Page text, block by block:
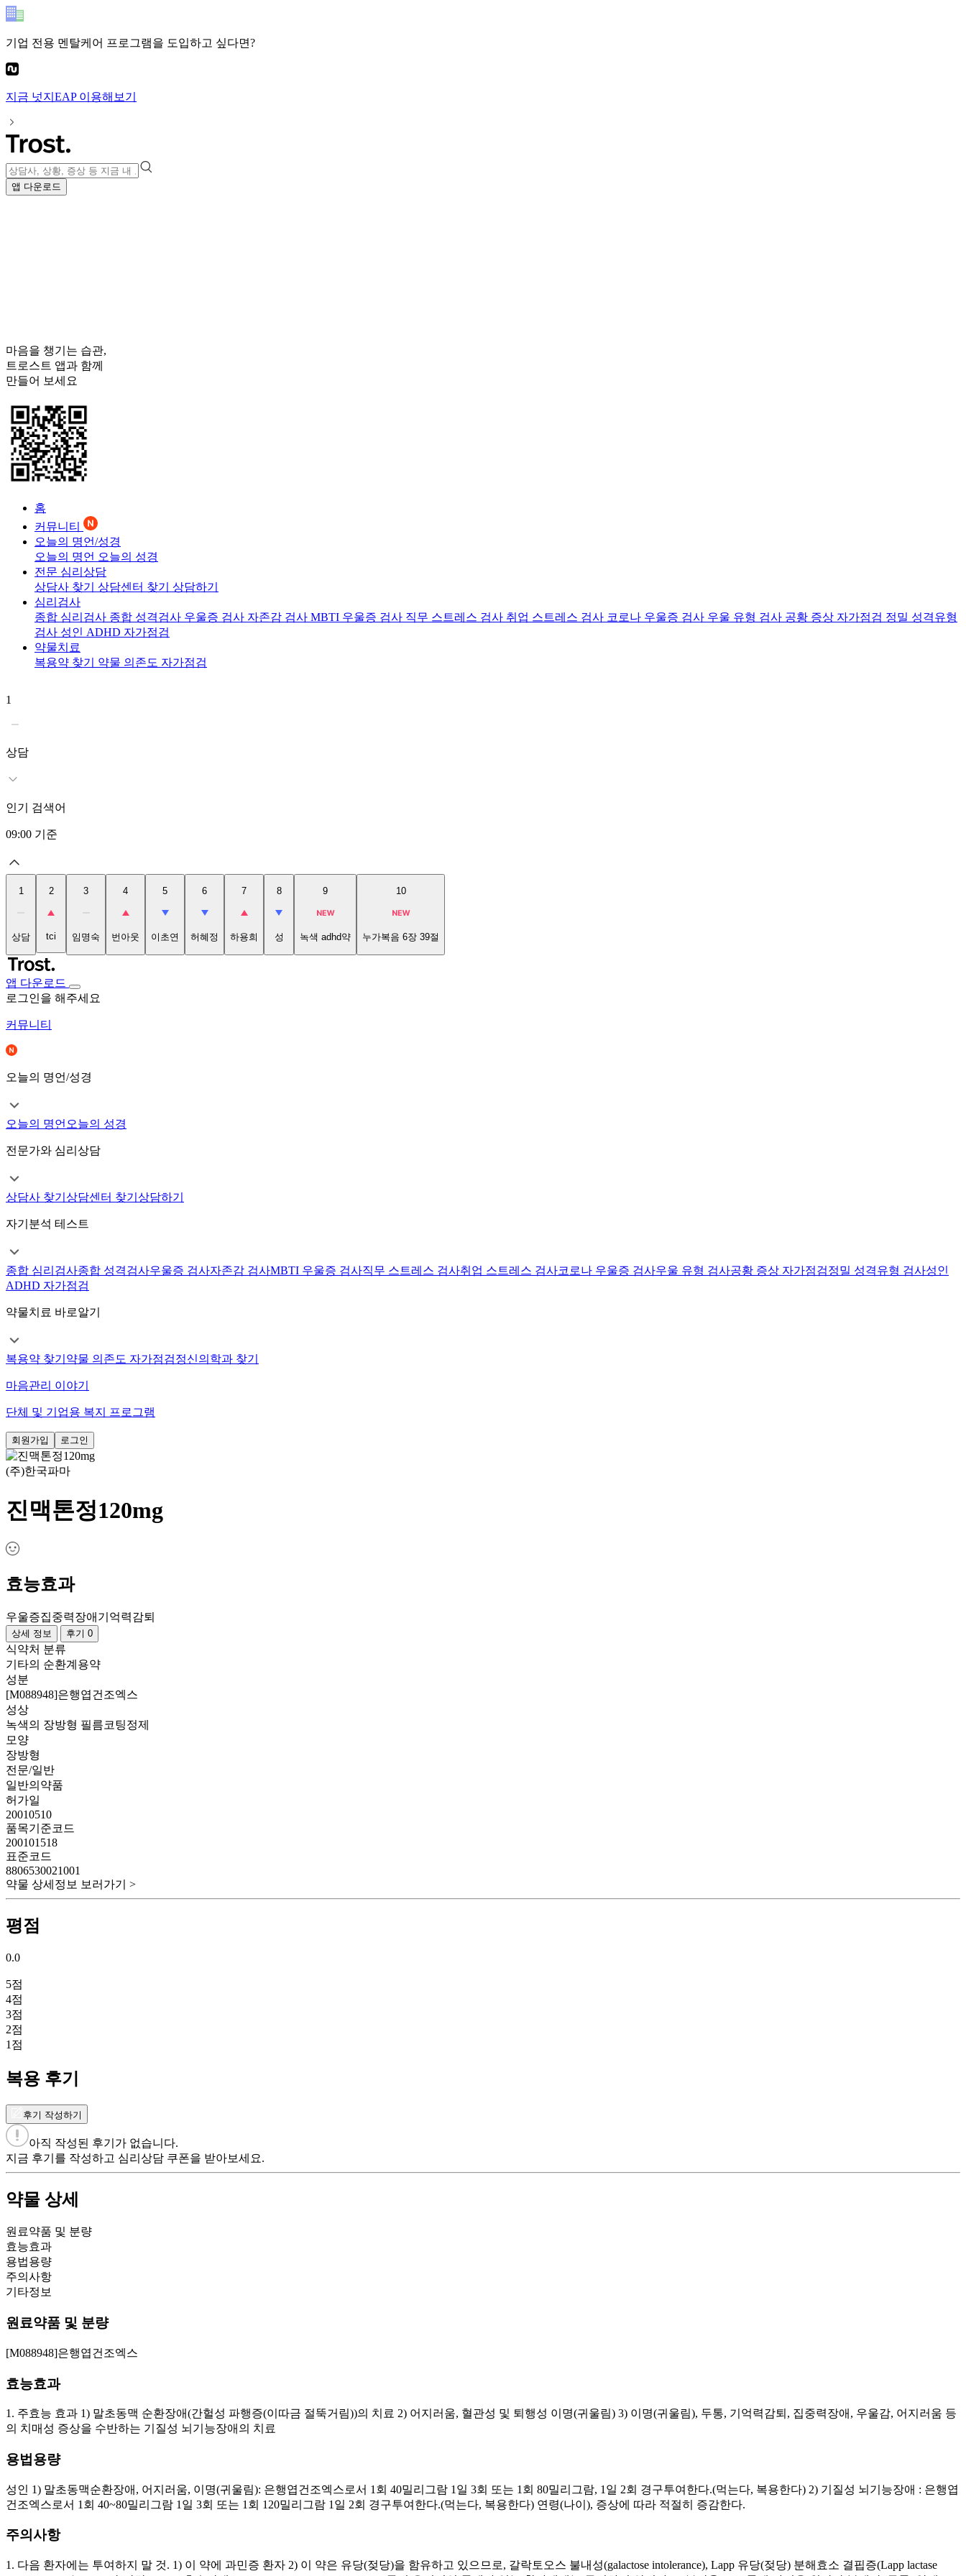
기업 전용 멘탈케어 프로그램을 도입하고 싶다면?
지금 넛지EAP이용해보기
앱 다운로드
마음을 챙기는 습관,
트로스트 앱과 함께
만들어 보세요
홈
커뮤니티
오늘의 명언/성경
오늘의 명언 오늘의 성경
전문 심리상담
상담사 찾기 상담센터 찾기 상담하기
심리검사
종합 심리검사 종합 성격검사 우울증 검사 자존감 검사 MBTI 우울증 검사 직무 스트레스 검사 취업 스트레스 검사 코로나 우울증 검사 우울 유형 검사 공황 증상 자가점검 정밀 성격유형
검사 성인 ADHD 자가점검
약물치료
복용약 찾기 약물 의존도 자가점검
1
상담
인기 검색어
09:00 기준
1
상담
2
tci
3
임명숙
4
번아웃
5
이초연
6
허혜정
7
하용희
8
성
9
녹색 adhd약
10
누가복음 6장 39절
앱 다운로드
로그인을 해주세요
커뮤니티
오늘의 명언/성경
오늘의 명언 오늘의 성경
전문가와 심리상담
상담사 찾기 상담센터 찾기 상담하기
자기분석 테스트
종합 심리검사종합 성격검사우울증 검사자존감 검사MBTI 우울증 검사직무 스트레스 검사취업 스트레스 검사코로나 우울증 검사우울 유형 검사공황 증상 자가점검정밀 성격유형 검사성인
ADHD 자가점검
약물치료 바로알기
복용약 찾기 약물 의존도 자가점검정신의학과 찾기
마음관리 이야기
단체 및 기업용 복지 프로그램
회원가입 로그인
(주)한국파마
진맥톤정120mg
효능효과
우울증집중력장애 기억력감퇴
상세 정보 후기 0
식약처 분류
기타의 순환계용약
성분
[M088948]은행엽건조엑스
성상
녹색의 장방형 필름코팅정제
모양
장방형
전문/일반
일반의약품
허가일
20010510
품목기준코드
200101518
표준코드
8806530021001
약물 상세정보 보러가기 >
평점
0.0
5점
4점
3점
2점
1 점
복용 후기
후기 작성하기
아직 작성된 후기가 없습니다.
지금 후기를 작성하고 심리상담 쿠폰을 받아보세요.
약물 상세
원료약품 및 분량
효능효과
용법용량
주의사항
기타정보
원료약품 및 분량
[M088948]은행엽건조엑스
효능효과
1. 주효능 효과 1) 말초동맥 순환장애(간헐성 파행증(이따금 절뚝거림))의 치료 2) 어지러움, 혈관성 및 퇴행성 이명(귀울림) 3) 이명(귀울림), 두통, 기억력감퇴, 집중력장애, 우울감, 어지러움 등
의 치매성 증상을 수반하는 기질성 뇌기능장애의 치료
용법용량
성인 1) 말초동맥순환장애, 어지러움, 이명(귀울림): 은행엽건조엑스로서 1회 40밀리그람 1일 3회 또는 1회 80밀리그람, 1일 2회 경구투여한다.(먹는다, 복용한다) 2) 기질성 뇌기능장애 : 은행엽
건조엑스로서 1회 40~80밀리그람 1일 3회 또는 1회 120밀리그람 1일 2회 경구투여한다.(먹는다, 복용한다) 연령(나이), 증상에 따라 적절히 증감한다.
주의사항
1. 다음 환자에는 투여하지 말 것. 1) 이 약에 과민증 환자 2) 이 약은 유당(젖당)을 함유하고 있으므로, 갈락토오스 불내성(galactose intolerance), Lapp 유당(젖당) 분해효소 결핍증(Lapp lactase